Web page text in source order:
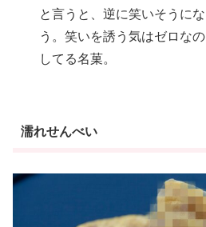
と言うと、逆に笑いそうに
う。笑いを誘う気はゼロな
してる名菓。
濡れせんべい